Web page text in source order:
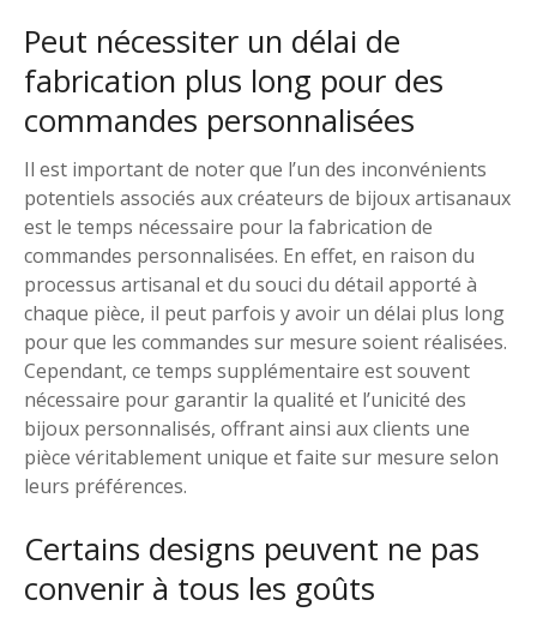
Peut nécessiter un délai de
fabrication plus long pour des
commandes personnalisées
Il est important de noter que l’un des inconvénients
potentiels associés aux créateurs de bijoux artisanaux
est le temps nécessaire pour la fabrication de
commandes personnalisées. En effet, en raison du
processus artisanal et du souci du détail apporté à
chaque pièce, il peut parfois y avoir un délai plus long
pour que les commandes sur mesure soient réalisées.
Cependant, ce temps supplémentaire est souvent
nécessaire pour garantir la qualité et l’unicité des
bijoux personnalisés, offrant ainsi aux clients une
pièce véritablement unique et faite sur mesure selon
leurs préférences.
Certains designs peuvent ne pas
convenir à tous les goûts